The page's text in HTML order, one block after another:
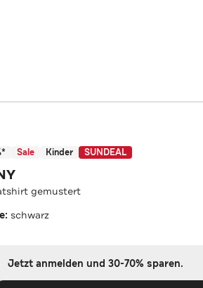
Sale Kinder SUNDEAL
gemustert
schwarz
Jetzt anmelden und 30-70% sparen.